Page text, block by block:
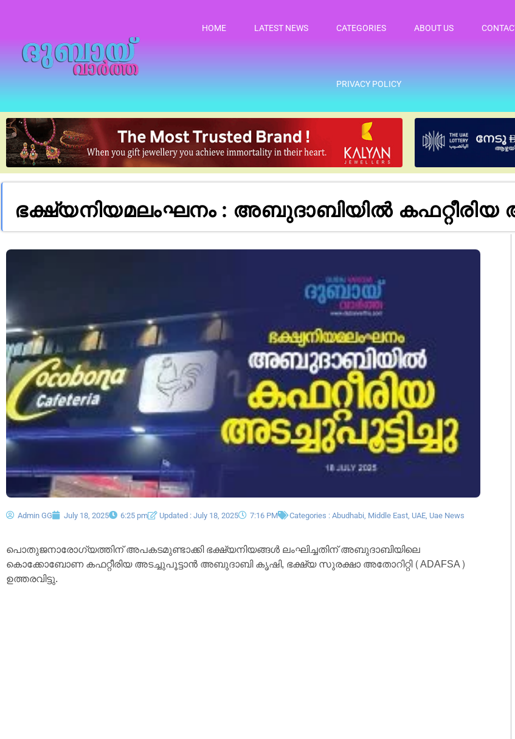
HOME LATEST NEWS CATEGORIES ABOUT US
PRIVACY POLICY
ഭക്ഷ്യനിയമലംഘനം : അബുദാബിയിൽ കഫറ്റീരിയ
Admin GG July 18, 2025 6:25 pm Updated : July 18, 2025 7:16 PM Categories : Abudhabi Middle East UAE Uae News
പൊതുജനാരോഗ്യത്തിന് അപകടമുണ്ടാക്കി ഭക്ഷ്യനിയങ്ങൾ ലംഘിച്ചതിന് അബുദാബിയിലെ
കൊക്കോബോണ കഫറ്റീരിയ അടച്ചുപൂട്ടാൻ അബുദാബി കൃഷി, ഭക്ഷ്യ സുരക്ഷാ അതോറിറ്റി (ADAFSA)
ഉത്തരവിട്ടു.